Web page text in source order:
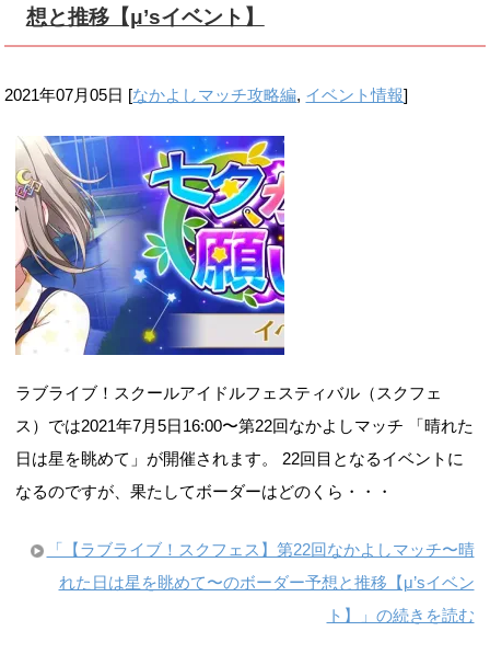
想と推移【μ’sイベント】
2021年07月05日 [なかよしマッチ攻略編, イベント情報]
ラブライブ！スクールアイドルフェスティバル（スクフェ
ス）では2021年7月5日16:00〜第22回なかよしマッチ 「晴れた
日は星を眺めて」が開催されます。 22回目となるイベントに
なるのですが、果たしてボーダーはどのくら・・・
「【ラブライブ！スクフェス】第22回なかよしマッチ〜晴
れた日は星を眺めて〜のボーダー予想と推移【μ’sイベン
ト】」の続きを読む